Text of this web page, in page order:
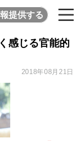
提供する
感じる官能的
2018年08月21日